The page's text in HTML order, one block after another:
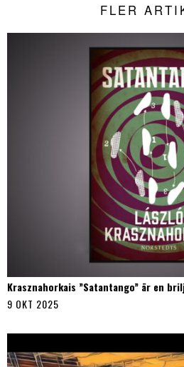
FLER
Krasznahorkais ”Satantango” är en
9 OKT 2025